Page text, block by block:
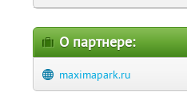
О партнере:
maximapark.ru